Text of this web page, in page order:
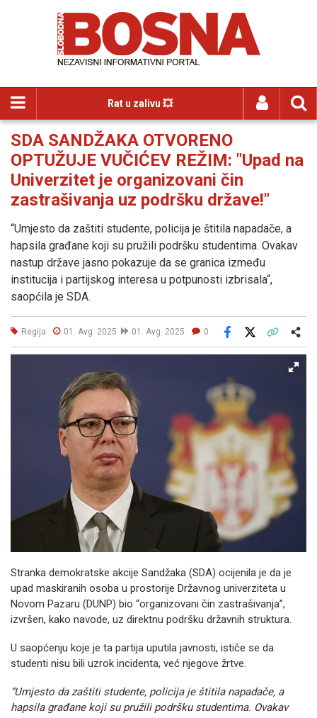
Rat u zalivu 💥
SDA SANDŽAKA OTVORENO
OPTUŽUJE VUČIĆEV REŽIM: "Upad na
Univerzitet je organizovani čin
zastrašivanja uz podršku države!"
“Umjesto da zaštiti studente, policija je štitila napadače, a
hapsila građane koji su pružili podršku studentima. Ovakav
nastup države jasno pokazuje da se granica između
institucija i partijskog interesa u potpunosti izbrisala“,
saopćila je SDA.
Regija 01. Avg. 2025 01. Avg. 2025 0
Facebook
Stranka demokratske akcije Sandžaka (SDA) ocijenila je da je
upad maskiranih osoba u prostorije Državnog univerziteta u
Novom Pazaru (DUNP) bio “organizovani čin zastrašivanja”,
izvršen, kako navode, uz direktnu podršku državnih struktura.
U saopćenju koje je ta partija uputila javnosti, ističe se da
studenti nisu bili uzrok incidenta, već njegove žrtve.
“Umjesto da zaštiti studente, policija je štitila napadače, a
hapsila građane koji su pružili podršku studentima. Ovakav